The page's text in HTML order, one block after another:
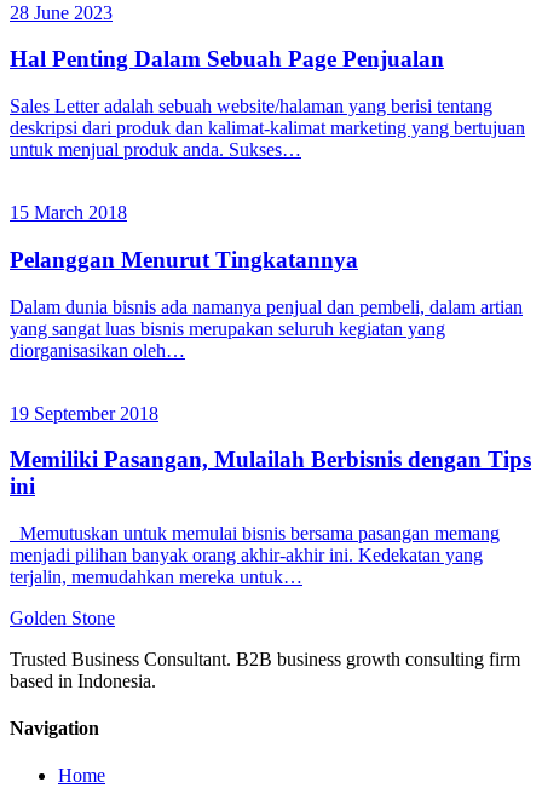
28 June 2023
Hal Penting Dalam Sebuah Page Penjualan
Sales Letter adalah sebuah website/halaman yang berisi tentang
deskripsi dari produk dan kalimat-kalimat marketing yang bertujuan
untuk menjual produk anda. Sukses…
15 March 2018
Pelanggan Menurut Tingkatannya
Dalam dunia bisnis ada namanya penjual dan pembeli, dalam artian
yang sangat luas bisnis merupakan seluruh kegiatan yang
diorganisasikan oleh…
19 September 2018
Memiliki Pasangan, Mulailah Berbisnis dengan Tips
ini
Memutuskan untuk memulai bisnis bersama pasangan memang
menjadi pilihan banyak orang akhir-akhir ini. Kedekatan yang
terjalin, memudahkan mereka untuk…
Golden Stone
Trusted Business Consultant. B2B business growth consulting firm
based in Indonesia.
Navigation
Home